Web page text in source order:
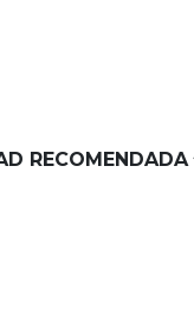
RECOMENDADA